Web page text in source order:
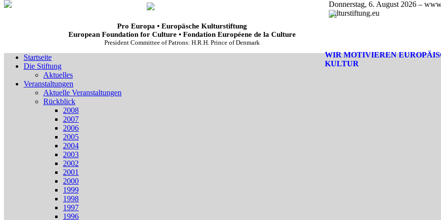
Donnerstag, 6. August 2026 –
kulturstiftung.eu
WIR MOTIVIEREN
KULTUR
Pro Europa • Europäsche Kulturstiftung
European Foundation for Culture • Fondation Européene de la Culture
President Committee of Patrons: H.R.H. Prince of Denmark
Startseite
Die Stiftung
Aktuelles
Veranstaltungen
Aktuelle Veranstaltungen
Rückblick
2008
2007
2006
2005
2004
2003
2002
2001
2000
1999
1998
1997
1996